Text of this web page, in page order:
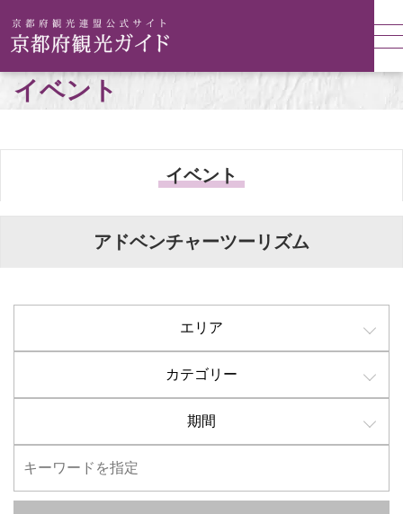
イベント
イベント
アドベンチャーツーリズム
エリア
カテゴリー
期間